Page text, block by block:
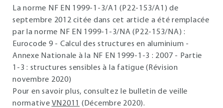
La norme NF EN 1999-1-3/A1 (P22-153/A1) de
septembre 2012 citée dans cet article a été remplacée
par la norme NF EN 1999-1-3/NA (P22-153/NA) :
Eurocode 9 - Calcul des structures en aluminium -
Annexe Nationale à la NF EN 1999-1-3 : 2007 - Partie
1-3 : structures sensibles à la fatigue (Révision
novembre 2020)
Pour en savoir plus, consultez le bulletin de veille
normative VN2011 (Décembre 2020).